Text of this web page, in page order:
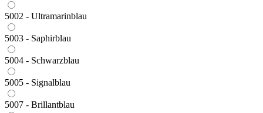
5002 - Ultramarinblau
5003 - Saphirblau
5004 - Schwarzblau
5005 - Signalblau
5007 - Brillantblau